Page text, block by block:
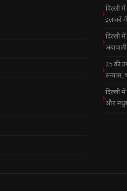
दिल्ली
इलाकों
दिल्ली
25 की
संन्यास,
दिल्ली
और